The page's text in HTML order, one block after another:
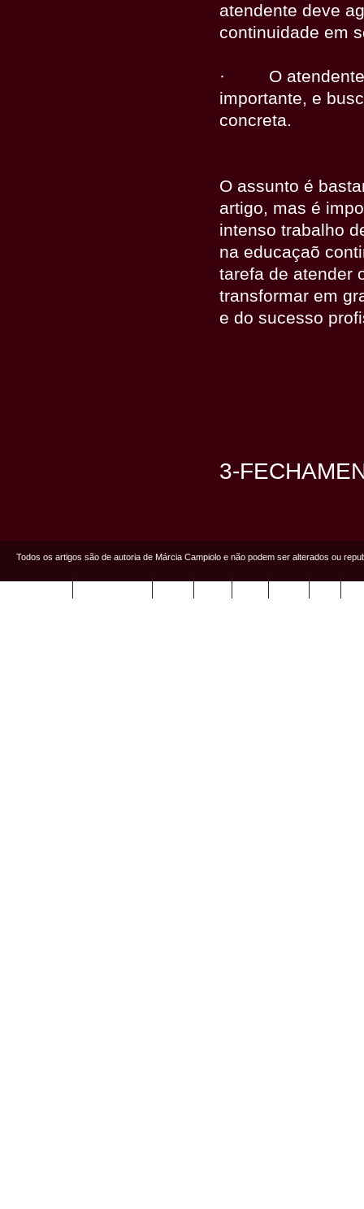
atendente deve
continuidade em
·
O
importante, e
concreta.
O assunto é
artigo, mas é
intenso trabalho
na educaçaõ
tarefa de atender
transformar em
e do sucesso
3-
Todos os artigos são de autoria de Márcia Campiolo e não podem ser alterados ou